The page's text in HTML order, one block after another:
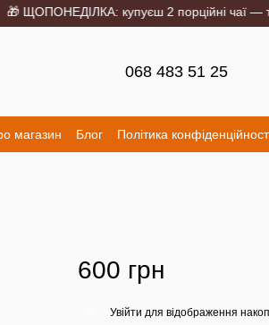
купуєш 2 порційні чаї —
068 483 51 25
магазин Блог
Політика
600 грн
Увійти для відображення